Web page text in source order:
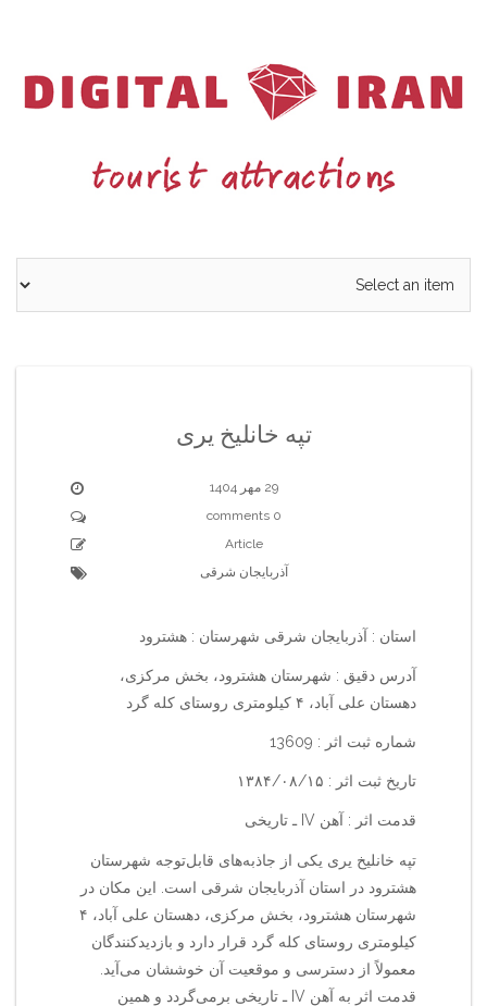
تپه خانلیخ یری
29 مهر 1404
0 comments
Article
آذربایجان شرقی
استان : آذربایجان شرقی شهرستان : هشترود
آدرس دقیق : شهرستان هشترود، بخش مرکزی،
دهستان علی آباد، ۴ کیلومتری روستای کله گرد
شماره ثبت اثر : 13609
تاریخ ثبت اثر : ۱۳۸۴/۰۸/۱۵
قدمت اثر : آهن IV ـ تاریخی
تپه خانلیخ یری یکی از جاذبه‌های قابل‌توجه شهرستان
هشترود در استان آذربایجان شرقی است. این مکان در
شهرستان هشترود، بخش مرکزی، دهستان علی آباد، ۴
کیلومتری روستای کله گرد قرار دارد و بازدیدکنندگان
معمولاً از دسترسی و موقعیت آن خوششان می‌آید.
قدمت اثر به آهن IV ـ تاریخی برمی‌گردد و همین